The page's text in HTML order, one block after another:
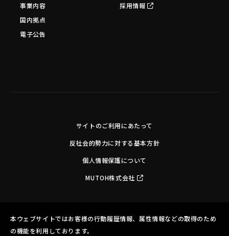
事業内容
国内拠点
電子公告
採用情報
サイトのご利用にあたって
反社会的勢力に対する基本方針
個人情報保護について
MUTOH株式会社
Copyright©MUTOH INDUSTRIES LTD. All Rights Reserved.
本ウェブサイトではお客様の行動履歴情報、属性情報などの取得のため
の機能を利用しております。